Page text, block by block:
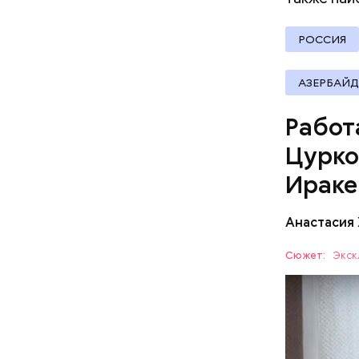
РОССИЯ
Ираке
Сюжет:
Она
когда
Спикер
привела